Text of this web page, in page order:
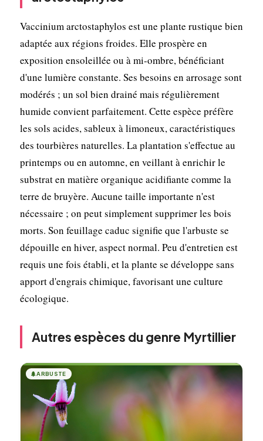
Vaccinium arctostaphylos est une plante rustique bien
adaptée aux régions froides. Elle prospère en
exposition ensoleillée ou à mi-ombre, bénéficiant
d'une lumière constante. Ses besoins en arrosage sont
modérés ; un sol bien drainé mais régulièrement
humide convient parfaitement. Cette espèce préfère
les sols acides, sableux à limoneux, caractéristiques
des tourbières naturelles. La plantation s'effectue au
printemps ou en automne, en veillant à enrichir le
substrat en matière organique acidifiante comme la
terre de bruyère. Aucune taille importante n'est
nécessaire ; on peut simplement supprimer les bois
morts. Son feuillage caduc signifie que l'arbuste se
dépouille en hiver, aspect normal. Peu d'entretien est
requis une fois établi, et la plante se développe sans
apport d'engrais chimique, favorisant une culture
écologique.
Autres espèces du genre Myrtillier
🌲ARBUSTE